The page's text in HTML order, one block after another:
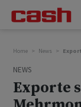
Home News
NEWS
Exporte